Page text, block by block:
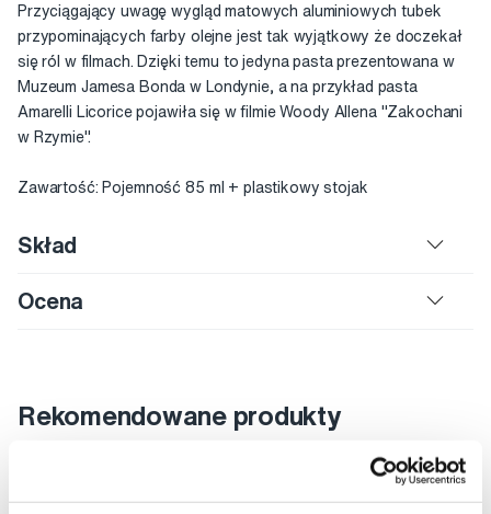
Przyciągający uwagę wygląd matowych aluminiowych tubek
przypominających farby olejne jest tak wyjątkowy że doczekał
się ról w filmach. Dzięki temu to jedyna pasta prezentowana w
Muzeum Jamesa Bonda w Londynie, a na przykład pasta
Amarelli Licorice pojawiła się w filmie Woody Allena "Zakochani
w Rzymie".
Zawartość: Pojemność 85 ml + plastikowy stojak
Skład
Ocena
Rekomendowane produkty
Stylowe pasty do zębów Zestawy upominkowe